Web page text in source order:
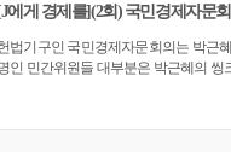
에게 경제를](2회) 국민경제자문
법기구인 국민경제자문회의는 박근
인 민간위원들 대부분은 박근혜의 씽